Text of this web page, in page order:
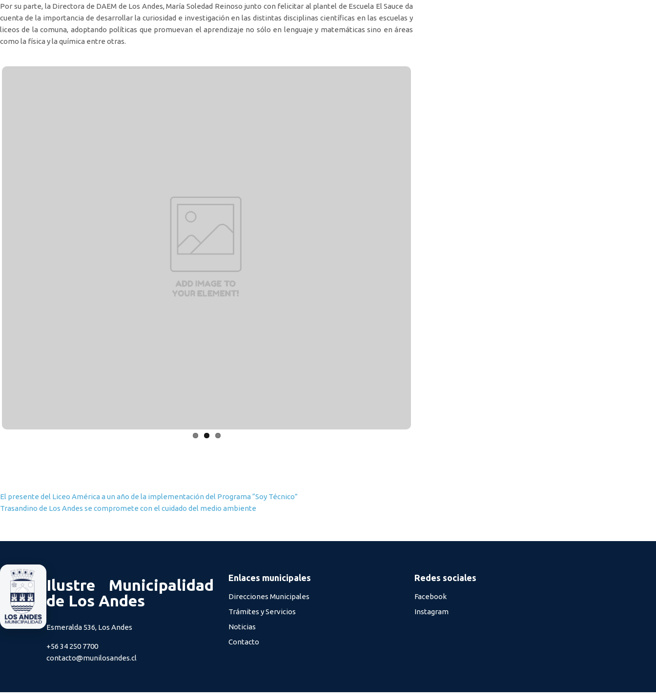
Por su parte, la Directora de DAEM de Los Andes, María Soledad Reinoso junto con felicitar al plantel de Escuela El Sauce da
cuenta de la importancia de desarrollar la curiosidad e investigación en las distintas disciplinas científicas en las escuelas y
liceos de la comuna, adoptando políticas que promuevan el aprendizaje no sólo en lenguaje y matemáticas sino en áreas
como la física y la química entre otras.
Navegación de entradas
El presente del Liceo América a un año de la implementación del Programa “Soy Técnico”
Trasandino de Los Andes se compromete con el cuidado del medio ambiente
Ilustre Municipalidad
de Los Andes
Esmeralda 536, Los Andes
+56 34 250 7700
contacto@munilosandes.cl
Enlaces municipales
Direcciones Municipales
Trámites y Servicios
Noticias
Contacto
Redes sociales
Facebook
Instagram